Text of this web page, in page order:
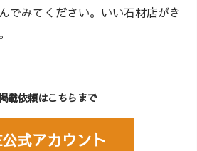
でみてください。いい石材店がき
載依頼はこちらまで
式アカウント